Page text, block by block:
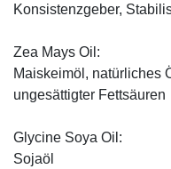
Konsistenzgeber,
Zea Mays Oil:
Maiskeimöl, natürliches
ungesättigter Fettsäuren
Glycine Soya Oil:
Sojaöl